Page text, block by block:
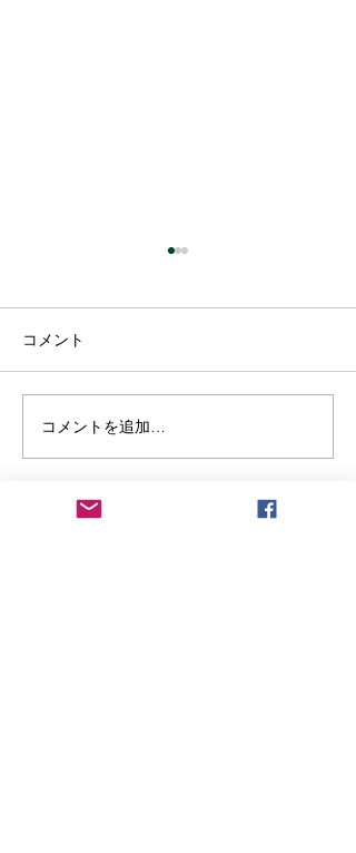
ジネン的思考で考えるア
ルプス公園
コメント
コメントを追加…